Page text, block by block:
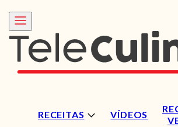
RECEITAS VÍDEOS